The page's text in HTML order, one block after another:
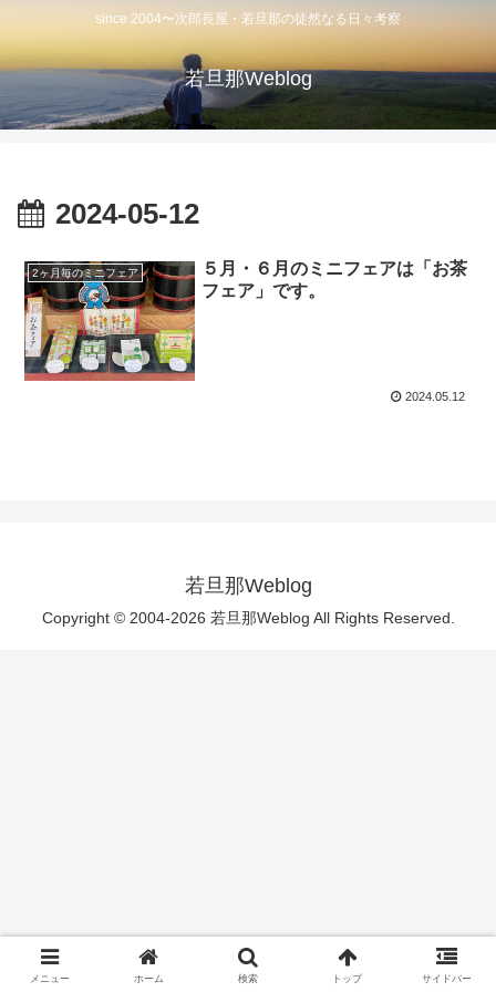
since 2004〜次郎長屋・若旦那の徒然なる日々考察
若旦那Weblog
2024-05-12
2ヶ月毎のミニフェア
５月・６月のミニフェアは「お茶
フェア」です。
2024.05.12
若旦那Weblog
Copyright © 2004-2026 若旦那Weblog All Rights Reserved.
メニュー ホーム 検索 トップ サイドバー